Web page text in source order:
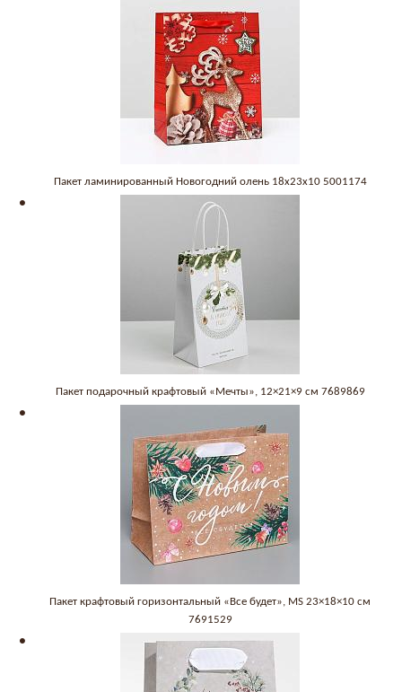
Пакет ламинированный Новогодний олень 18x23x10 5001174
Пакет подарочный крафтовый «Мечты», 12×21×9 см 7689869
Пакет крафтовый горизонтальный «Все будет», MS 23×18×10 см
7691529